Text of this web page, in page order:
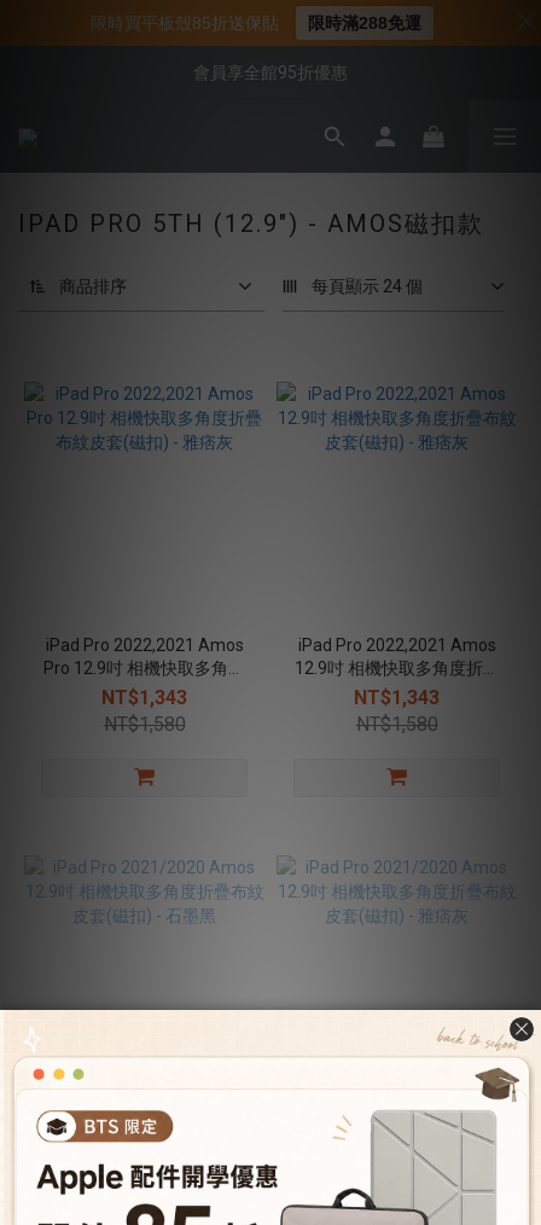
📍新客首購現折$50｜加入會員立即領取
📌年中下殺 手機殼3折起
會員享全館95折優惠
📍新客首購現折$50｜加入會員立即領取
IPAD PRO 5TH (12.9") - AMOS磁扣款
商品排序 每頁顯示 24 個
iPad Pro 2022,2021 Amos
Pro 12.9吋 相機快取多角度
折疊布紋皮套(磁扣) - 雅痞灰
NT$1,343
NT$1,580
iPad Pro 2022,2021 Amos
12.9吋 相機快取多角度折疊
布紋皮套(磁扣) - 雅痞灰
NT$1,343
NT$1,580
iPad Pro 2021/2020 Amos
12.9吋 相機快取多角度折疊
布紋皮套(磁扣) - 石墨黑
NT$690
NT$1,380
售完
iPad Pro 2021/2020 Amos
12.9吋 相機快取多角度折疊
布紋皮套(磁扣) - 雅痞灰
NT$1,173
NT$1,380
限時買平板殼85折送保貼 限時滿288免運